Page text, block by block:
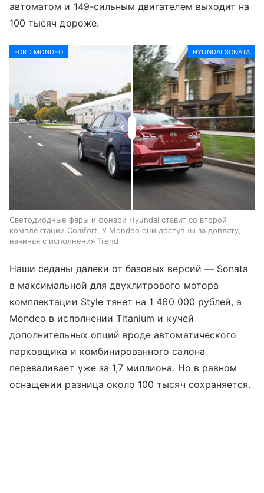
автоматом и 149-сильным двигателем выходит на
100 тысяч дороже.
FORD MONDEO HYUNDAI SONATA
Светодиодные фары и фонари Hyundai ставит со второй
комплектации Comfort. У Mondeo они доступны за доплату,
начиная с исполнения Trend
Наши седаны далеки от базовых версий — Sonata
в максимальной для двухлитрового мотора
комплектации Style тянет на 1 460 000 рублей, а
Mondeo в исполнении Titanium и кучей
дополнительных опций вроде автоматического
парковщика и комбинированного салона
переваливает уже за 1,7 миллиона. Но в равном
оснащении разница около 100 тысяч сохраняется.